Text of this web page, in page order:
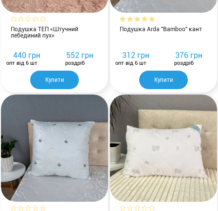
Подушка ТЕП «Штучний
лебединий пух»
Купити
440 грн
опт від 6 шт
552 грн
роздріб
Подушка Arda "Bamboo" кант
Купити
312 грн
опт від 6 шт
376 грн
роздріб